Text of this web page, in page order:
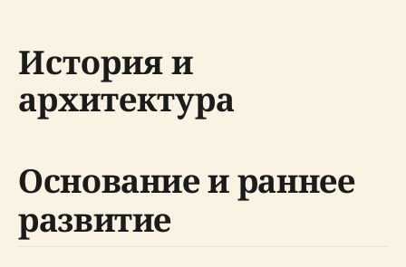
История и
архитектура
Основание и раннее
развитие